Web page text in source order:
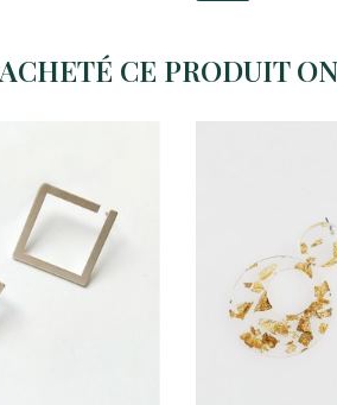
CE PRODUIT